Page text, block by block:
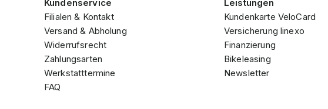
Kundenservice
Filialen & Kontakt
Versand & Abholung
Widerrufsrecht
Zahlungsarten
Werkstatttermine
FAQ
Leistungen
Kundenkarte VeloCard
Versicherung linexo
Finanzierung
Bikeleasing
Newsletter